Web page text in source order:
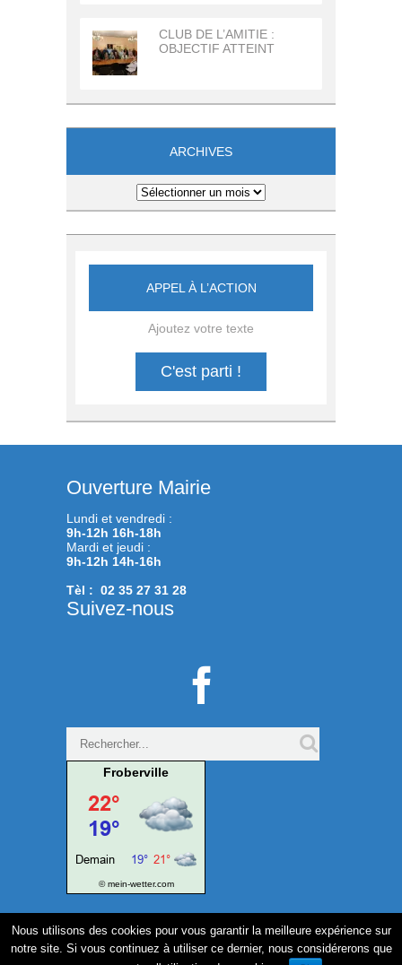
CLUB DE L’AMITIE :
OBJECTIF ATTEINT
ARCHIVES
APPEL À L’ACTION
Ajoutez votre texte
C'est parti !
Ouverture Mairie
Lundi et vendredi :
9h-12h 16h-18h
Mardi et jeudi :
9h-12h 14h-16h
Tèl : 02 35 27 31 28
Suivez-nous

Froberville
© mein-wetter.com
Réalisation Métilène.com www.metilene.com-
Nous utilisons des cookies pour vous garantir la meilleure expérience sur
notre site. Si vous continuez à utiliser ce dernier, nous considérerons que